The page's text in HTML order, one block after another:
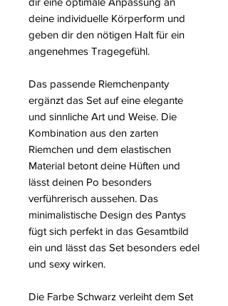
deine individuelle Körperform und
geben dir den nötigen Halt für ein
angenehmes Tragegefühl.
Das passende Riemchenpanty
ergänzt das Set auf eine elegante
und sinnliche Art und Weise. Die
Kombination aus den zarten
Riemchen und dem elastischen
Material betont deine Hüften und
lässt deinen Po besonders
verführerisch aussehen. Das
minimalistische Design des Pantys
fügt sich perfekt in das Gesamtbild
ein und lässt das Set besonders edel
und sexy wirken.
Die Farbe Schwarz verleiht dem Set